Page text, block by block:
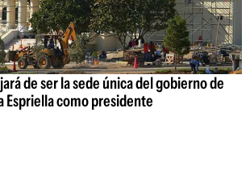
de ser la sede única del gobierno de
Espriella como presidente